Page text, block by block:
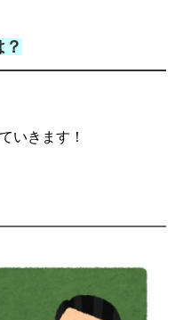
いきます！